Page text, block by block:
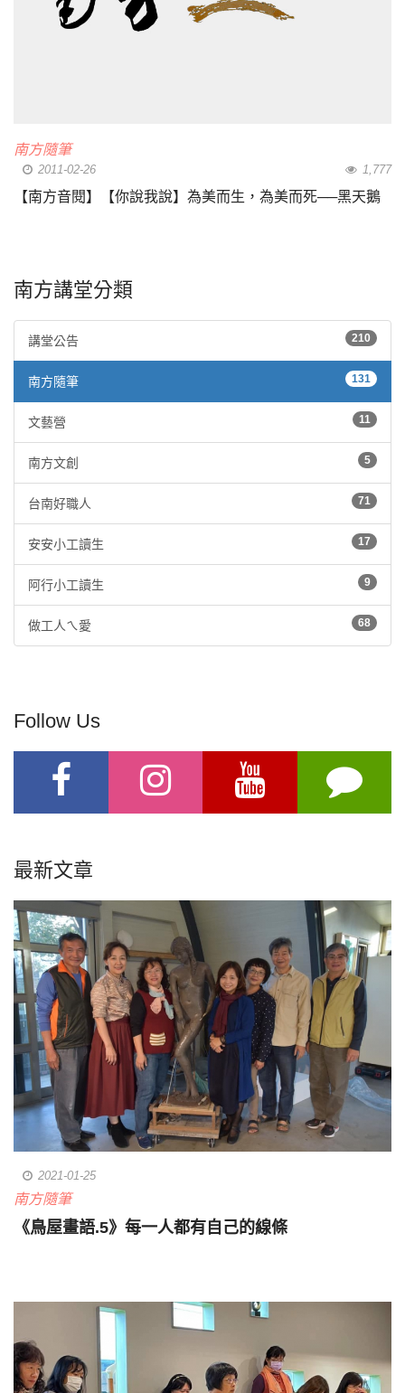
南方隨筆
2011-02-26 1,777
【南方音閱】【你說我說】為美而生，為美而死──黑天鵝
南方講堂分類
講堂公告 210
南方隨筆 131
文藝營 11
南方文創 5
台南好職人 71
安安小工讀生 17
阿行小工讀生 9
做工人ㄟ愛 68
Follow Us
最新文章
2021-01-25
南方隨筆
《鳥屋畫語.5》每一人都有自己的線條